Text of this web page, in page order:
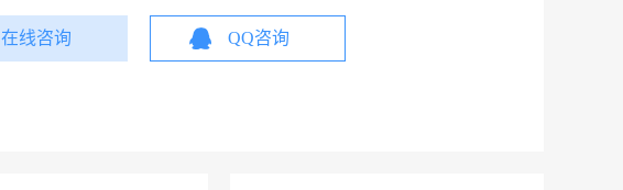
在线咨询 QQ咨询